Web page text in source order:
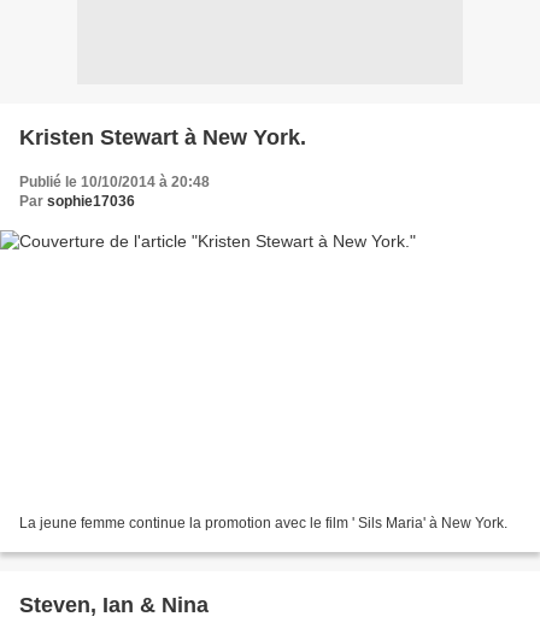
Kristen Stewart à New York.
Publié le 10/10/2014 à 20:48
Par sophie17036
La jeune femme continue la promotion avec le film ' Sils Maria' à New York.
Steven, Ian & Nina